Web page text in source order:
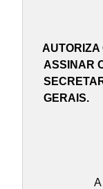
AUTORIZA
ASSINAR
GERAIS.